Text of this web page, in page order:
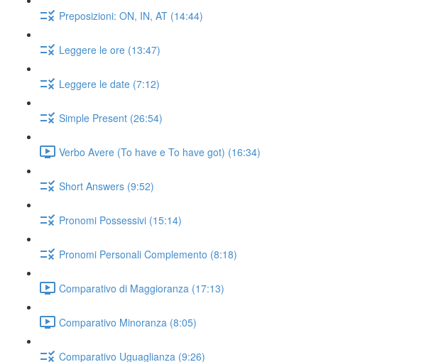
Preposizioni: ON, IN, AT (14:44)
Leggere le ore (13:47)
Leggere le date (7:12)
Simple Present (26:54)
Verbo Avere (To have e To have got) (16:34)
Short Answers (9:52)
Pronomi Possessivi (15:14)
Pronomi Personali Complemento (8:18)
Comparativo di Maggioranza (17:13)
Comparativo Minoranza (8:05)
Comparativo Uguaglianza (9:26)